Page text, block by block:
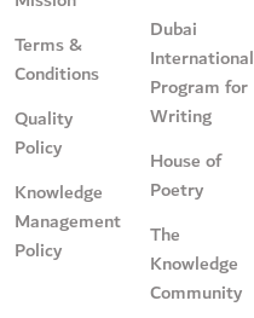
Terms &
Conditions
Quality
Policy
Knowledge
Management
Policy
Dubai
International
Program for
Writing
House of
Poetry
The
Knowledge
Community